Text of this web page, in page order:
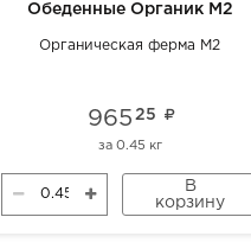
Обеденные Органик М2
Органическая ферма М2
965 25
за 0.45 кг
В
корзину